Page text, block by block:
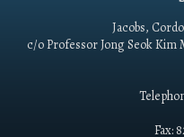
Jacobs,
c/o Professor Jong Seok Kim
Fax: